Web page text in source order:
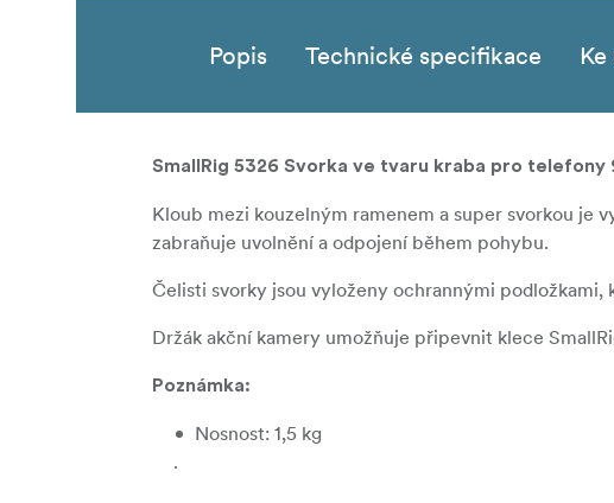
Popis Technické specifikace
SmallRig 5326 Svorka ve tvaru kraba pro telefony
Kloub mezi kouzelným ramenem a super svorkou je
zabraňuje uvolnění a odpojení během pohybu.
Čelisti svorky jsou vyloženy ochrannými
Držák akční kamery umožňuje připevnit klece
Poznámka:
Nosnost: 1,5 kg
.